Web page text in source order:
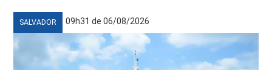
SALVADOR 09h31 de 06/08/2026